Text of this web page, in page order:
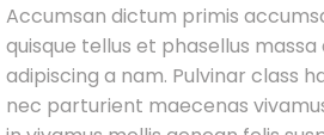
Accumsan dictum primis
quisque tellus et phasellus
adipiscing a nam. Pulvinar class
nec parturient maecenas